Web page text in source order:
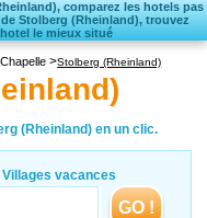
comparez les hotels pas
Stolberg (Rheinland), trouvez
le mieux situé
Stolberg (Rheinland)
(Rheinland) en un clic.
Villages vacances
GO !